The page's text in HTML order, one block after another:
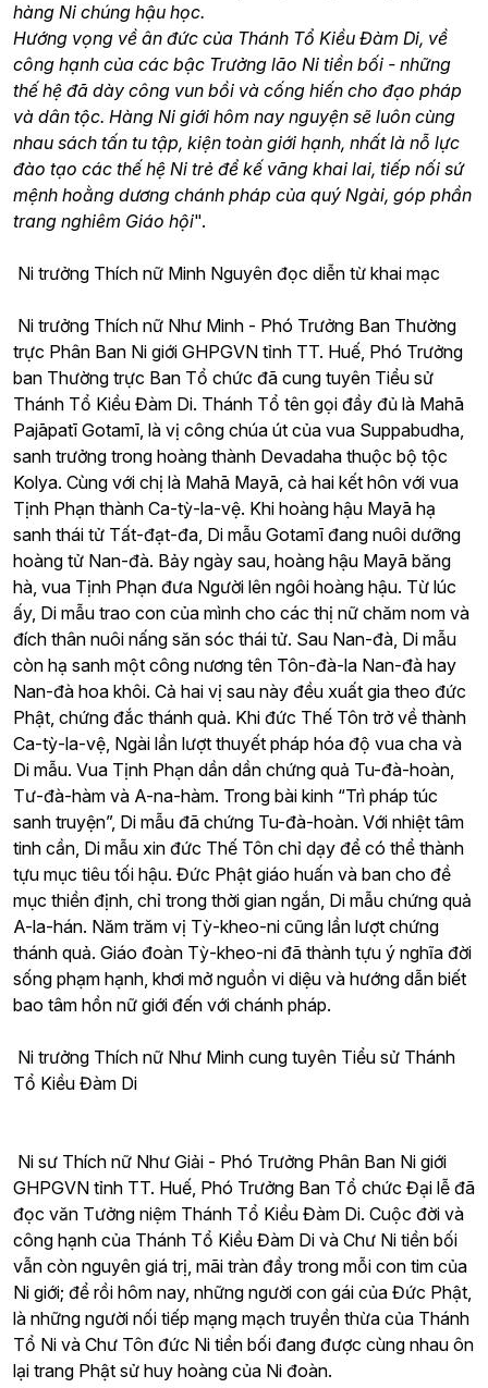
hàng Ni chúng hậu học.
Hướng vọng về ân đức của Thánh Tổ Kiều Đàm Di, về
công hạnh của các bậc Trưởng lão Ni tiền bối - những
thế hệ đã dày công vun bồi và cống hiến cho đạo pháp
và dân tộc. Hàng Ni giới hôm nay nguyện sẽ luôn cùng
nhau sách tấn tu tập, kiện toàn giới hạnh, nhất là nỗ lực
đào tạo các thế hệ Ni trẻ để kế vãng khai lai, tiếp nối sứ
mệnh hoằng dương chánh pháp của quý Ngài, góp phần
trang nghiêm Giáo hội".
Ni trưởng Thích nữ Minh Nguyên đọc diễn từ khai mạc
Ni trưởng Thích nữ Như Minh - Phó Trưởng Ban Thường
trực Phân Ban Ni giới GHPGVN tỉnh TT. Huế, Phó Trưởng
ban Thường trực Ban Tổ chức đã cung tuyên Tiểu sử
Thánh Tổ Kiều Đàm Di. Thánh Tổ tên gọi đầy đủ là Mahā
Pajāpatī Gotamī, là vị công chúa út của vua Suppabudha,
sanh trưởng trong hoàng thành Devadaha thuộc bộ tộc
Kolya. Cùng với chị là Mahā Mayā, cả hai kết hôn với vua
Tịnh Phạn thành Ca-tỳ-la-vệ. Khi hoàng hậu Mayā hạ
sanh thái tử Tất-đạt-đa, Di mẫu Gotamī đang nuôi dưỡng
hoàng tử Nan-đà. Bảy ngày sau, hoàng hậu Mayā băng
hà, vua Tịnh Phạn đưa Người lên ngôi hoàng hậu. Từ lúc
ấy, Di mẫu trao con của mình cho các thị nữ chăm nom và
đích thân nuôi nấng săn sóc thái tử. Sau Nan-đà, Di mẫu
còn hạ sanh một công nương tên Tôn-đà-la Nan-đà hay
Nan-đà hoa khôi. Cả hai vị sau này đều xuất gia theo đức
Phật, chứng đắc thánh quả. Khi đức Thế Tôn trở về thành
Ca-tỳ-la-vệ, Ngài lần lượt thuyết pháp hóa độ vua cha và
Di mẫu. Vua Tịnh Phạn dần dần chứng quả Tu-đà-hoàn,
Tư-đà-hàm và A-na-hàm. Trong bài kinh “Trì pháp túc
sanh truyện”, Di mẫu đã chứng Tu-đà-hoàn. Với nhiệt tâm
tinh cần, Di mẫu xin đức Thế Tôn chỉ dạy để có thể thành
tựu mục tiêu tối hậu. Đức Phật giáo huấn và ban cho đề
mục thiền định, chỉ trong thời gian ngắn, Di mẫu chứng quả
A-la-hán. Năm trăm vị Tỳ-kheo-ni cũng lần lượt chứng
thánh quả. Giáo đoàn Tỳ-kheo-ni đã thành tựu ý nghĩa đời
sống phạm hạnh, khơi mở nguồn vi diệu và hướng dẫn biết
bao tâm hồn nữ giới đến với chánh pháp.
Ni trưởng Thích nữ Như Minh cung tuyên Tiểu sử Thánh
Tổ Kiều Đàm Di
Ni sư Thích nữ Như Giải - Phó Trưởng Phân Ban Ni giới
GHPGVN tỉnh TT. Huế, Phó Trưởng Ban Tổ chức Đại lễ đã
đọc văn Tưởng niệm Thánh Tổ Kiều Đàm Di. Cuộc đời và
công hạnh của Thánh Tổ Kiều Đàm Di và Chư Ni tiền bối
vẫn còn nguyên giá trị, mãi tràn đầy trong mỗi con tim của
Ni giới; để rồi hôm nay, những người con gái của Đức Phật,
là những người nối tiếp mạng mạch truyền thừa của Thánh
Tổ Ni và Chư Tôn đức Ni tiền bối đang được cùng nhau ôn
lại trang Phật sử huy hoàng của Ni đoàn.